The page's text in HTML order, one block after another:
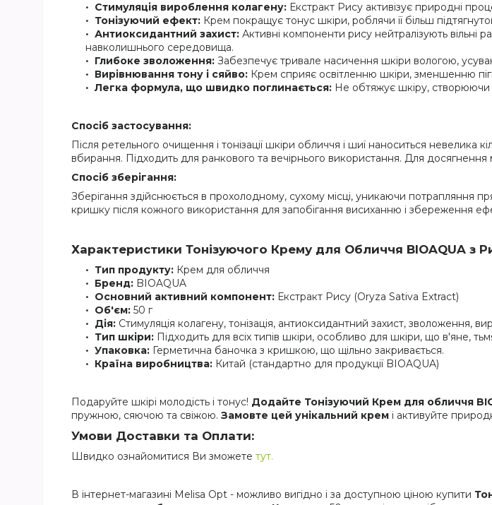
Стимуляція вироблення колагену: Екстракт Рису активізує природні
Тонізуючий ефект: Крем покращує тонус шкіри, роблячи її більш
Антиоксидантний захист: Активні компоненти рису нейтралізують вільні
навколишнього середовища.
Глибоке зволоження: Забезпечує тривале насичення шкіри вологою,
Вирівнювання тону і сяйво: Крем сприяє освітленню шкіри, зменшенню
Легка формула, що швидко поглинається: Не обтяжує шкіру, створюючи
Спосіб застосування:
Після ретельного очищення і тонізації шкіри обличчя і шиї наноситься
вбирання. Підходить для ранкового та вечірнього використання. Для
Спосіб зберігання:
Зберігання здійснюється в прохолодному, сухому місці, уникаючи потрапляння
кришку після кожного використання для запобігання висиханню і збереження
Характеристики Тонізуючого Крему для Обличчя BIOAQUA з
Тип продукту: Крем для обличчя
Бренд: BIOAQUA
Основний активний компонент: Екстракт Рису (Oryza Sativa Extract)
Об'єм: 50 г
Дія: Стимуляція колагену, тонізація, антиоксидантний захист, зволоження,
Тип шкіри: Підходить для всіх типів шкіри, особливо для шкіри, що в'яне,
Упаковка: Герметична баночка з кришкою, що щільно закривається.
Країна виробництва: Китай (стандартно для продукції BIOAQUA)
Подаруйте шкірі молодість і тонус! Додайте Тонізуючий Крем для обличчя
пружною, сяючою та свіжою. Замовте цей унікальний крем і активуйте
Умови Доставки та Оплати:
Швидко ознайомитися Ви зможете тут.
В інтернет-магазині Melisa Opt - можливо вигідно і за доступною ціною купити